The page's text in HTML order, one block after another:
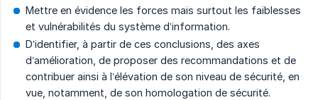
Mettre en évidence les forces mais surtout les faiblesses
et vulnérabilités du système d’information.
D’identifier, à partir de ces conclusions, des axes
d’amélioration, de proposer des recommandations et de
contribuer ainsi à l’élévation de son niveau de sécurité, en
vue, notamment, de son homologation de sécurité.